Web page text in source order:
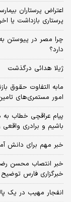
اعتراض پرستاران
پرستاری بازداشت یا
چرا مصر در پیوستن به
دارد؟
ژیلا هدائی درگذشت
مابه التفاوت حقوق
امور مستمری‌های
پیام عراقچی خطاب
باشیم و برادری
خبر مهم برای دانش
خبر انتصاب محسن
خبرگزاری فارس توضیح
انفجار مهیب در یک